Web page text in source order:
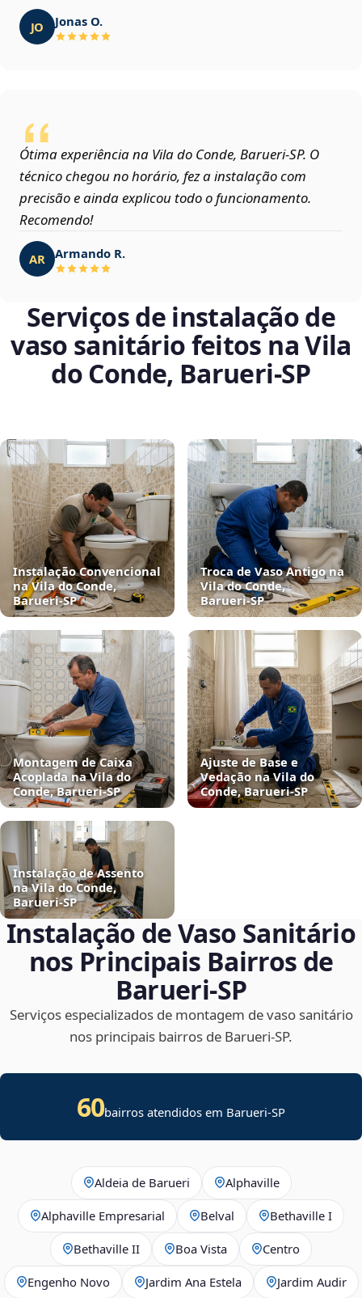
JO Jonas O.
Ótima experiência na Vila do Conde, Barueri‑SP. O
técnico chegou no horário, fez a instalação com
precisão e ainda explicou todo o funcionamento.
Recomendo!
AR Armando R.
Serviços de instalação de
vaso sanitário feitos na Vila
do Conde, Barueri‑SP
Instalação Convencional
na Vila do Conde,
Barueri‑SP
Troca de Vaso Antigo na
Vila do Conde,
Barueri‑SP
Montagem de Caixa
Acoplada na Vila do
Conde, Barueri‑SP
Ajuste de Base e
Vedação na Vila do
Conde, Barueri‑SP
Instalação de Assento
na Vila do Conde,
Barueri‑SP
Instalação de Vaso Sanitário
nos Principais Bairros de
Barueri‑SP
Serviços especializados de montagem de vaso sanitário
nos principais bairros de Barueri‑SP.
60bairros atendidos em Barueri-SP
Aldeia de Barueri Alphaville
Alphaville Empresarial Belval Bethaville I
Bethaville II Boa Vista Centro
Engenho Novo Jardim Ana Estela Jardim Audir